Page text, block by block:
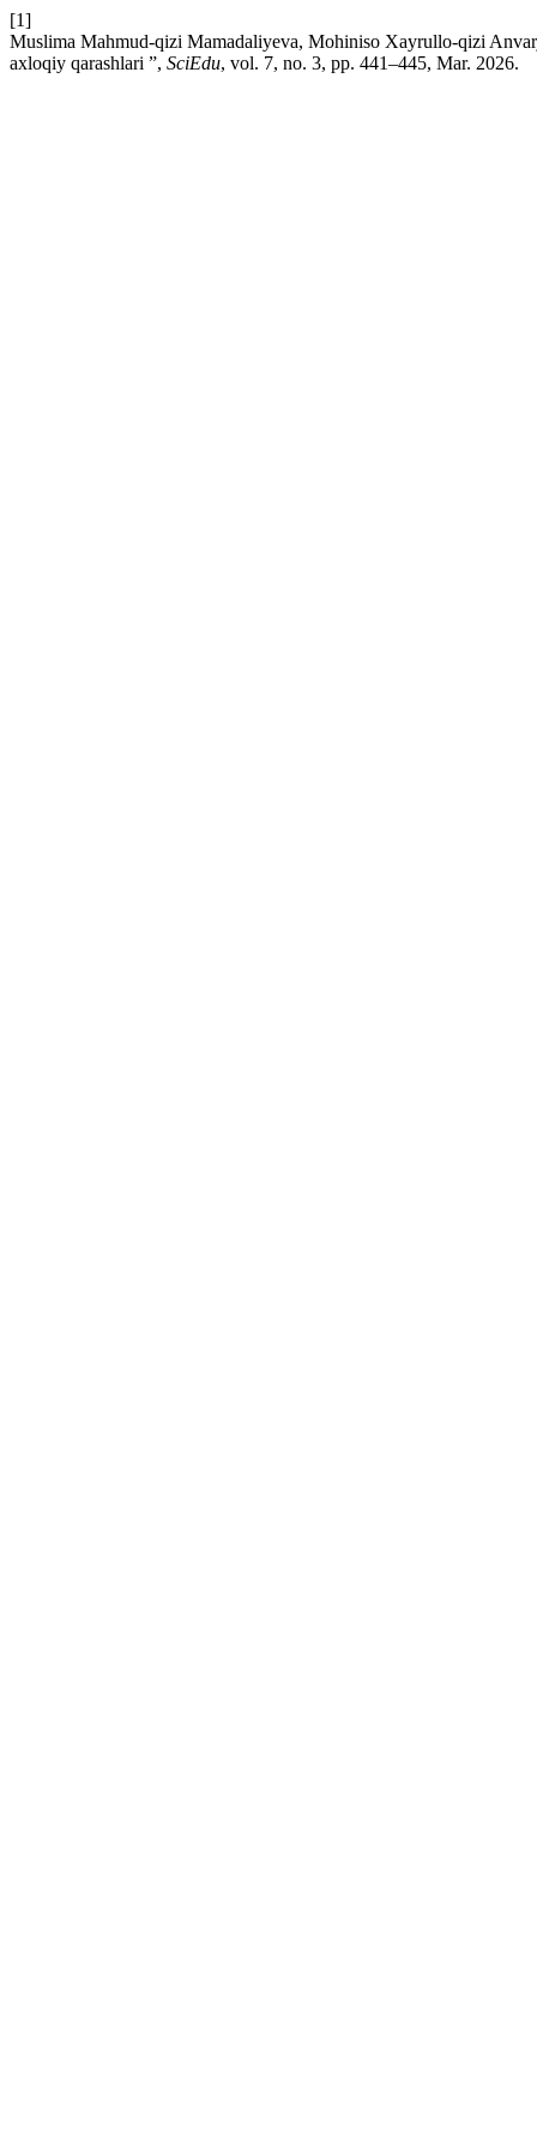
[1]
Muslima Mahmud-qizi Mamadaliyeva, Mohiniso Xayrullo-qizi
axloqiy qarashlari ”, SciEdu, vol. 7, no. 3, pp. 441–445, Mar. 2026.